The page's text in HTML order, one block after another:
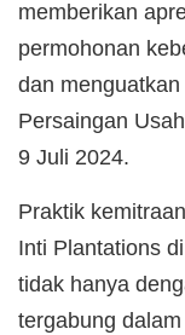
memberikan
permohonan
dan
Persaingan
9 Juli 2024.
Praktik
Inti Plantations
tidak hanya
tergabung